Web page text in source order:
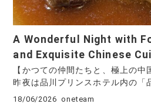
A Wonderful Night with
and Exquisite Chinese
【かつての仲間たちと、極上の中
昨夜は品川プリンスホテル内の「
18/06/2026 oneteam